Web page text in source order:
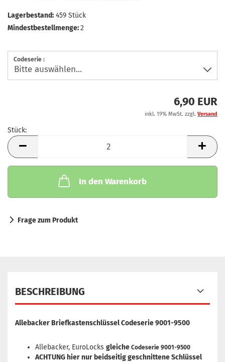
Lagerbestand: 459 Stück
Mindestbestellmenge:2
Codeserie :
6,90 EUR
inkl. 19% MwSt. zzgl. Versand
Stück:
Stück
In den Warenkorb
Frage zum Produkt
BESCHREIBUNG
Allebacker Briefkastenschlüssel Codeserie 9001-9500
Allebacker, EuroLocks gleiche Codeserie 9001-9500
ACHTUNG hier nur beidseitig geschnittene Schlüssel